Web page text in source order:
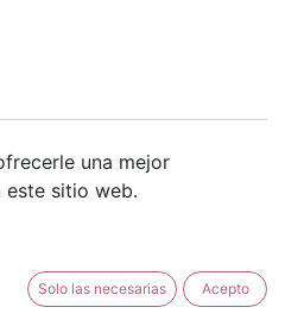
INFANTILuna mejor
este sitio web.
Solo las necesarias Acepto